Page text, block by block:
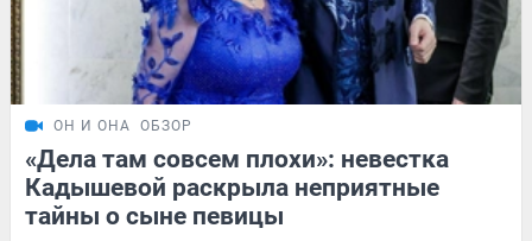
ОН И ОНА ОБЗОР
«Дела там совсем плохи»: невестка
Кадышевой раскрыла неприятные
тайны о сыне певицы